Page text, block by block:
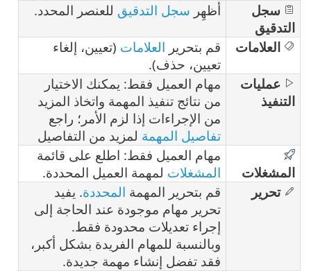
سجل
التدقيق
أظهِر سجل التدقيق للعنصر المحدد.
العلامات قم بتحرير العلامات (تعيين، إلغاء
تعيين، حذف).
عمليات
التنفيذ
مهام العميل فقط: يمكنك الاختيار
من نتائج تنفيذ المهمة واتخاذ المزيد
من الإجراءات إذا لزم الأمر؛ راجع
تفاصيل المهمة لمزيد من التفاصيل
المشغلات
مهام العميل فقط: اطلع على قائمة
المشغلات لمهمة العميل المحددة.
تحرير
قم بتحرير المهمة المحددة. يفيد
تحرير مهام موجودة عند الحاجة إلى
إجراء تعديلات محدودة فقط.
وبالنسبة للمهام الفريدة بشكل أكبر،
فقد تفضل إنشاء مهمة جديدة.